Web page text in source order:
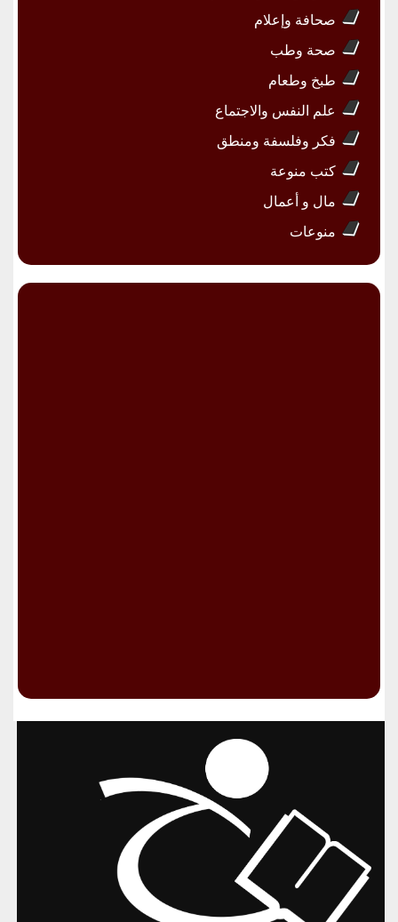
صحافة وإعلام
صحة وطب
طبخ وطعام
علم النفس والاجتماع
فكر وفلسفة ومنطق
كتب منوعة
مال و أعمال
منوعات